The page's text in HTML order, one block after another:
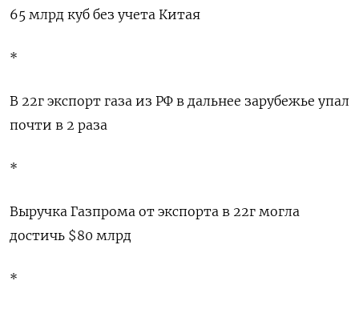
65 млрд куб без учета Китая
*
В 22г экспорт газа из РФ в дальнее зарубежье упал
почти в 2 раза
*
Выручка Газпрома от экспорта в 22г могла
достичь $80 млрд
*